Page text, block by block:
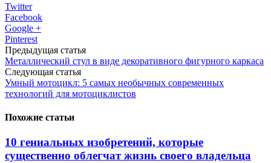
Twitter
Facebook
Google +
Pinterest
Предыдущая статья
Металлический стул в виде декоративного фигурного каркаса
Следующая статья
Умный мотоцикл: 5 самых необычных современных
технологий для мотоциклистов
Похожие статьи
10 гениальных изобретений, которые
существенно облегчат жизнь своего владельца